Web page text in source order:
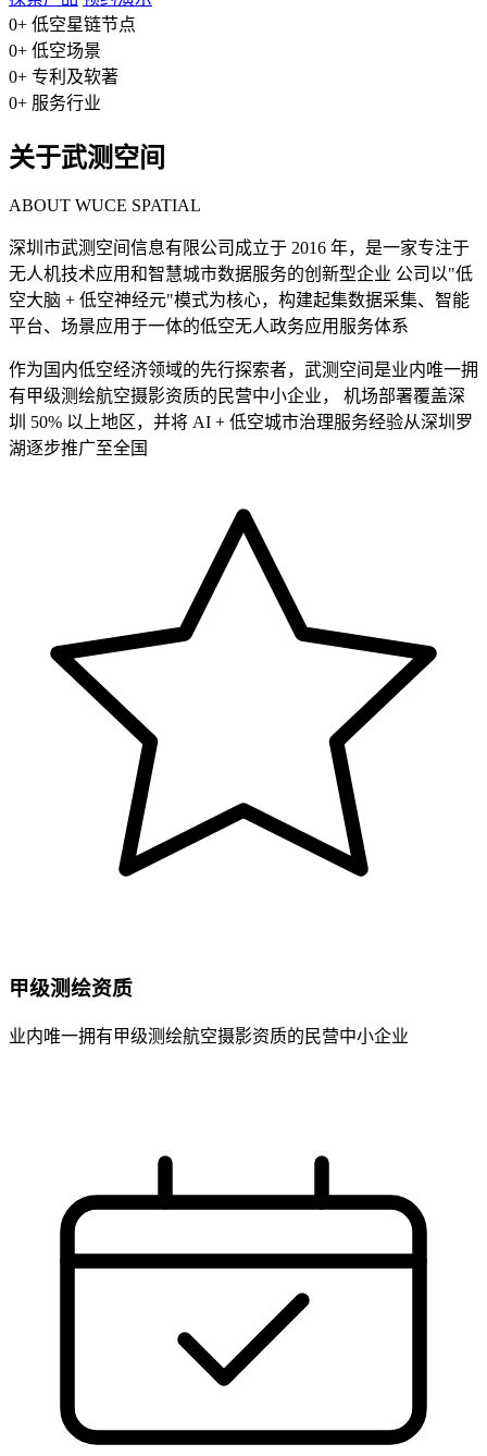
0+ 低空星链节点
0+ 低空场景
0+ 专利及软著
0+ 服务行业
关于武测空间
ABOUT WUCE SPATIAL
深圳市武测空间信息有限公司成立于 2016 年，是一家专注于
无人机技术应用和智慧城市数据服务的创新型企业 公司以"低
空大脑 + 低空神经元"模式为核心，构建起集数据采集、智能
平台、场景应用于一体的低空无人政务应用服务体系
作为国内低空经济领域的先行探索者，武测空间是业内唯一拥
有甲级测绘航空摄影资质的民营中小企业， 机场部署覆盖深
圳 50% 以上地区，并将 AI + 低空城市治理服务经验从深圳罗
湖逐步推广至全国
甲级测绘资质
业内唯一拥有甲级测绘航空摄影资质的民营中小企业